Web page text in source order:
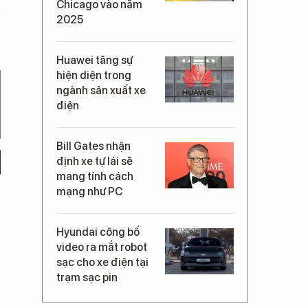
Chicago vào năm
2025
Huawei tăng sự
hiện diện trong
ngành sản xuất xe
điện
Bill Gates nhận
định xe tự lái sẽ
mang tính cách
mạng như PC
Hyundai công bố
video ra mắt robot
sạc cho xe điện tại
trạm sạc pin